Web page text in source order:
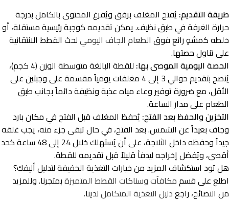
طريقة التقديم: يُفتح المغلف برفق ويُفرغ المحتوى بالكامل بدرجة
حرارة الغرفة في طبق نظيف. يمكن تقديمه كوجبة رئيسية مستقلة، أو
خلطه كمشهٍ رائع فوق الطعام الجاف اليوميلحث القطط الانتقائية
على تناول حصتها.
الحصة اليومية الموصى بها:
للقطة البالغة متوسطة الوزن (4 كجم)،
يُنصح بتقديم حوالي 3 إلى 4 مغلفات يومياً مقسمة على وجبتين على
الأقل، مع ضرورة توفير وعاء مياه عذبة ونظيفة دائماً بجانب طبق
الطعام على مدار الساعة.
التخزين والحفظ بعد الفتح: يُحفظ المغلف قبل الفتح في مكان بارد
وجاف بعيداً عن الشمس. بعد الفتح، في حال تبقى جزء منه، يجب غلقه
جيداً وحفظه داخل الثلاجة، على أن يُستهلك خلال 24 إلى 48 ساعة كحد
أقصى، ويُفضل إخراجه ليدفأ قليلاً قبل تقديمه للقطة.
هل تود استكشاف المزيد من خيارات التغذية الخفيفة لتدليل أليفك؟
اطلع على قسممكافآت وسناكات القطط المتميزةبمتجرنا. وللمزيد
من النصائح، راجعدليل التغذية المتكامللدينا.